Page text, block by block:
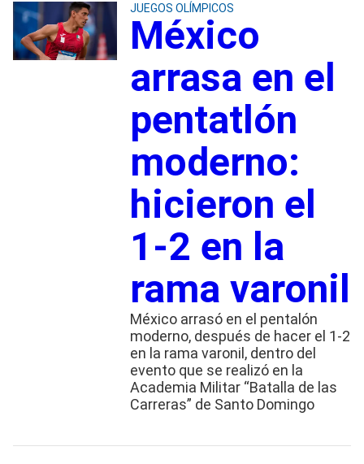
JUEGOS OLÍMPICOS
México
arrasa en el
pentatlón
moderno:
hicieron el
1-2 en la
rama varonil
México arrasó en el pentalón
moderno, después de hacer el 1-2
en la rama varonil, dentro del
evento que se realizó en la
Academia Militar “Batalla de las
Carreras” de Santo Domingo